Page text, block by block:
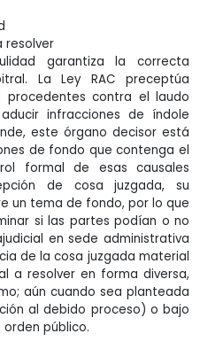
resolver
garantiza la correcta
La Ley RAC preceptúa
procedentes contra el laudo
infracciones de índole
este órgano decisor está
de fondo que contenga el
formal de esas causales
de cosa juzgada, su
un tema de fondo, por lo que
si las partes podían o no
en sede administrativa
de la cosa juzgada material
a resolver en forma diversa,
aún cuando sea planteada
al debido proceso) o bajo
público.